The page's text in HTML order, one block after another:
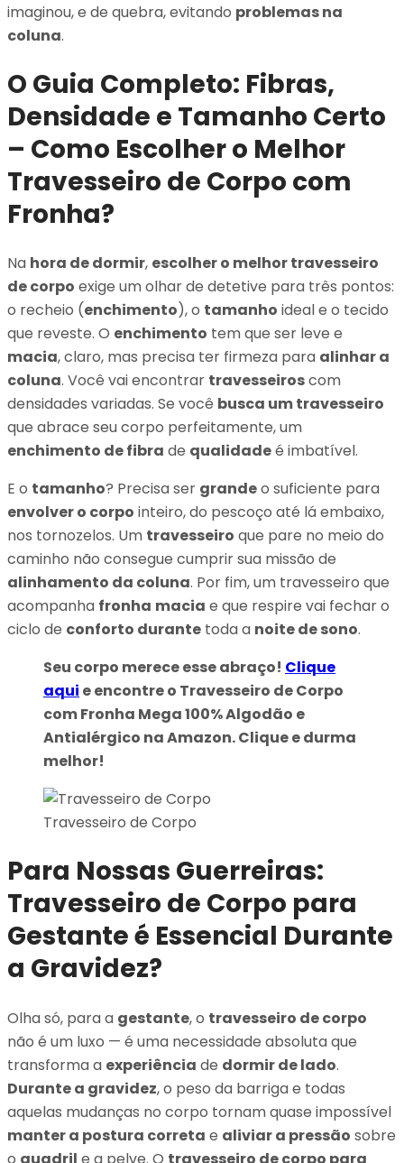
imaginou, e de quebra, evitando problemas na
coluna.
O Guia Completo: Fibras,
Densidade e Tamanho Certo
– Como Escolher o Melhor
Travesseiro de Corpo com
Fronha?
Na hora de dormir, escolher o melhor travesseiro
de corpo exige um olhar de detetive para três pontos:
o recheio (enchimento), o tamanho ideal e o tecido
que reveste. O enchimento tem que ser leve e
macia, claro, mas precisa ter firmeza para alinhar a
coluna. Você vai encontrar travesseiroscom
densidades variadas. Se você busca um travesseiro
que abrace seu corpo perfeitamente, um
enchimento de fibra de qualidadeé imbatível.
E o tamanho? Precisa ser grandeo suficiente para
envolver o corpo inteiro, do pescoço até lá embaixo,
nos tornozelos. Um travesseiro que pare no meio do
caminho não consegue cumprir sua missão de
alinhamento da coluna. Por fim, um travesseiro que
acompanha fronha macia e que respire vai fechar o
ciclo de conforto durante toda a noite de sono.
Seu corpo merece esse abraço! Clique
aqui e encontre o Travesseiro de Corpo
com Fronha Mega 100% Algodão e
Antialérgico na Amazon. Clique e durma
melhor!
Travesseiro de Corpo
Para Nossas Guerreiras:
Travesseiro de Corpo para
Gestante é Essencial Durante
a Gravidez?
Olha só, para a gestante, o travesseiro de corpo
não é um luxo — é uma necessidade absoluta que
transforma a experiência de dormir de lado.
Durante a gravidez, o peso da barriga e todas
aquelas mudanças no corpo tornam quase impossível
manter a postura correta e aliviar a pressão sobre
o quadril e a pelve. O travesseiro de corpo para